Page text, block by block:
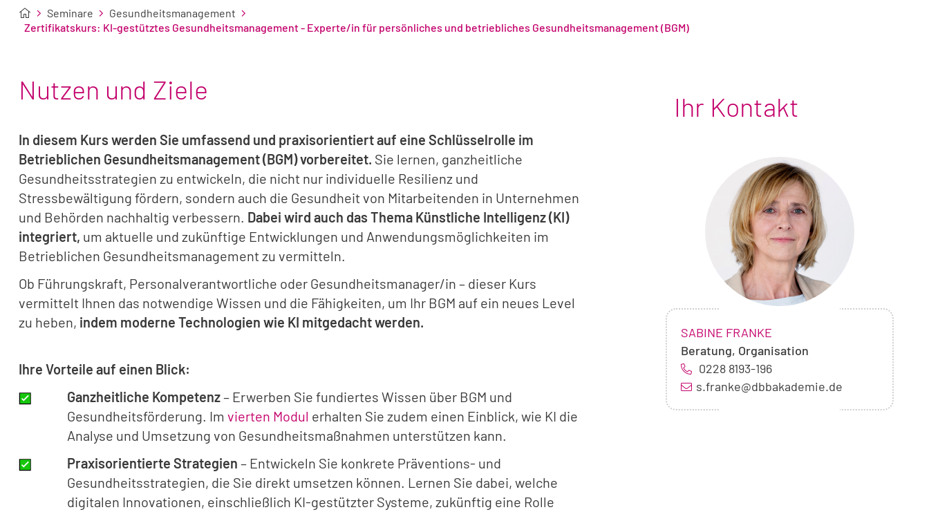
Seminare
Gesundheitsmanagement
Zertifikatskurs: KI-gestütztes Gesundheitsmanagement - Experte/in für persönliches und betriebliches Gesundheitsmanagement (BGM)
Nutzen und Ziele
In diesem Kurs werden Sie umfassend und praxisorientiert auf eine Schlüsselrolle im
Betrieblichen Gesundheitsmanagement (BGM) vorbereitet. Sie lernen, ganzheitliche
Gesundheitsstrategien zu entwickeln, die nicht nur individuelle Resilienz und
Stressbewältigung fördern, sondern auch die Gesundheit von Mitarbeitenden in Unternehmen
und Behörden nachhaltig verbessern. Dabei wird auch das Thema Künstliche Intelligenz (KI)
integriert, um aktuelle und zukünftige Entwicklungen und Anwendungsmöglichkeiten im
Betrieblichen Gesundheitsmanagement zu vermitteln.
Ob Führungskraft, Personalverantwortliche oder Gesundheitsmanager/in – dieser Kurs
vermittelt Ihnen das notwendige Wissen und die Fähigkeiten, um Ihr BGM auf ein neues Level
zu heben, indem moderne Technologien wie KI mitgedacht werden.
Ihre Vorteile auf einen Blick:
Ganzheitliche Kompetenz– Erwerben Sie fundiertes Wissen über BGM und
Gesundheitsförderung. Im vierten Modul erhalten Sie zudem einen Einblick, wie KI die
Analyse und Umsetzung von Gesundheitsmaßnahmen unterstützen kann.
Praxisorientierte Strategien – Entwickeln Sie konkrete Präventions- und
Gesundheitsstrategien, die Sie direkt umsetzen können. Lernen Sie dabei, welche
digitalen Innovationen, einschließlich KI-gestützter Systeme, zukünftig eine Rolle
Ihr Kontakt
Foto
von
Sabine
Franke
NAME:
SABINE FRANKE
Beratung, Organisation
0228 8193-196
s.franke@dbbakademie.de